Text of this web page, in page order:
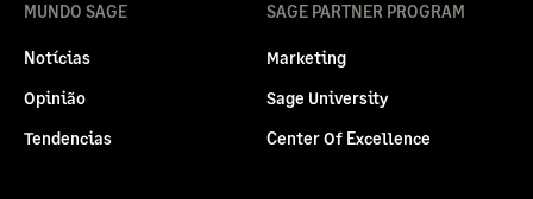
MUNDO SAGE
Notícias
Opinião
Tendencias
SAGE PARTNER PROGRAM
Marketing
Sage University
Center Of Excellence